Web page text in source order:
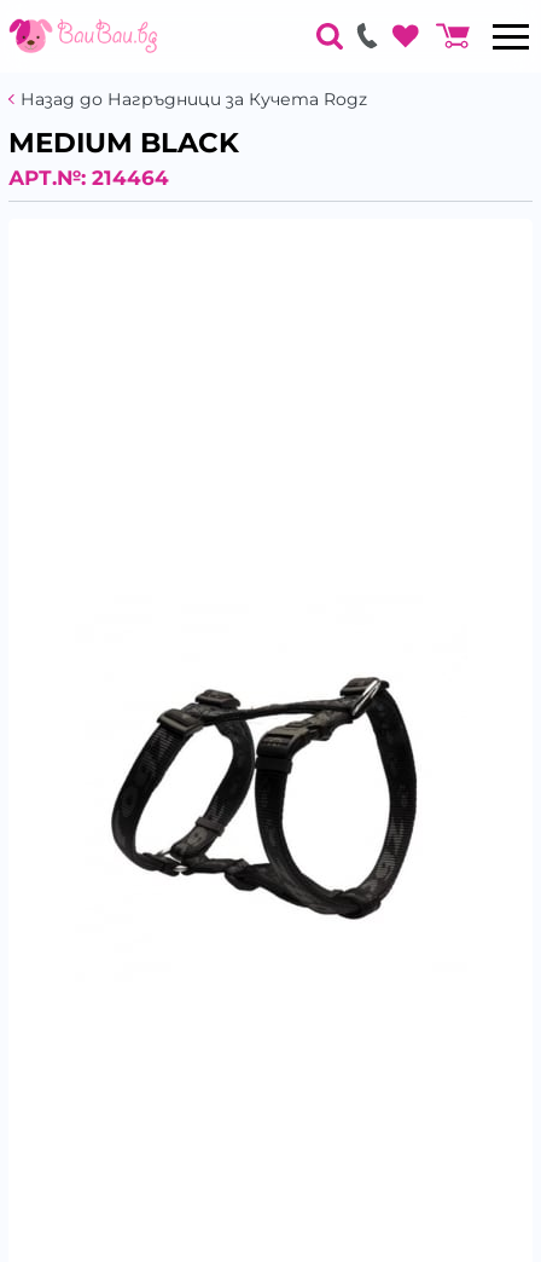
Назад до Нагръдници за Кучета Rogz
MEDIUM BLACK
АРТ.№: 214464